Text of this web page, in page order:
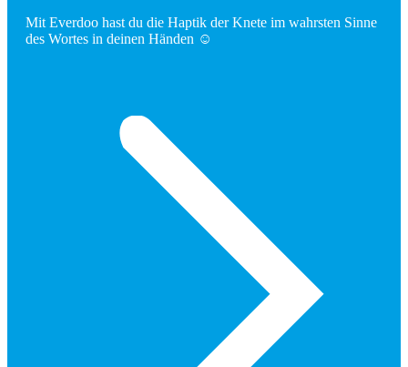
Mit Everdoo hast du die Haptik der Knete im wahrsten Sinne
des Wortes in deinen Händen ☺️